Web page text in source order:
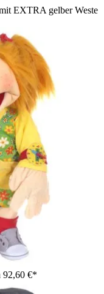
EXTRA gelber Weste
92,60 €*